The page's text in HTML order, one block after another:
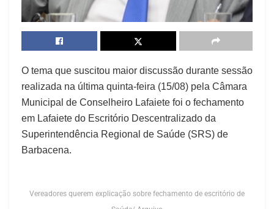
O tema que suscitou maior discussão durante sessão
realizada na última quinta-feira (15/08) pela Câmara
Municipal de Conselheiro Lafaiete foi o fechamento
em Lafaiete do Escritório Descentralizado da
Superintendência Regional de Saúde (SRS) de
Barbacena.
Vereadores querem explicação sobre fechamento de escritório de